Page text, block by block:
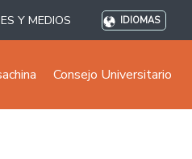
Y MEDIOS IDIOMAS
Consejo Universitario